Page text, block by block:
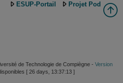
ESUP-Portail Projet Pod
de Technologie de Compiègne - Version
[ 26 days, 13:37:13 ]